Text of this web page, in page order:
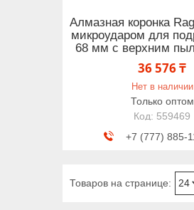
Алмазная коронка
микроударом для
68 мм с верхним
36 576 ₸
Нет в наличии
Только оптом
559469
+7 (777) 885-